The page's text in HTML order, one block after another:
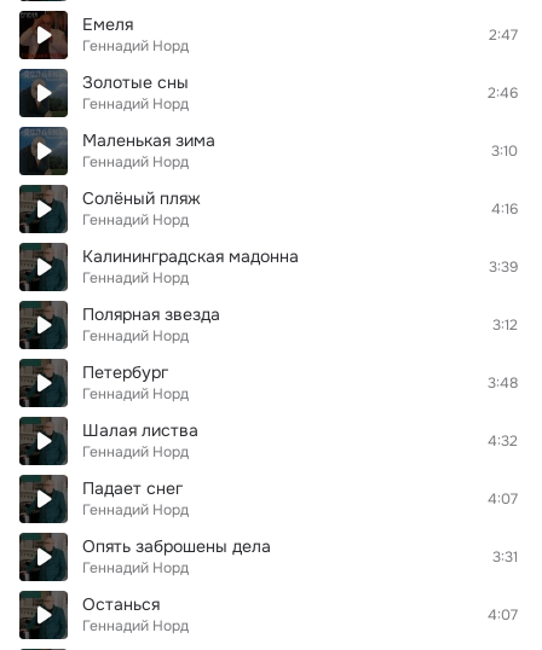
Емеля
Геннадий Норд
2:47
Золотые сны
Геннадий Норд
2:46
Маленькая зима
Геннадий Норд
3:10
Солёный пляж
Геннадий Норд
4:16
Калининградская мадонна
Геннадий Норд
3:39
Полярная звезда
Геннадий Норд
3:12
Петербург
Геннадий Норд
3:48
Шалая листва
Геннадий Норд
4:32
Падает снег
Геннадий Норд
4:07
Опять заброшены дела
Геннадий Норд
3:31
Останься
Геннадий Норд
4:07